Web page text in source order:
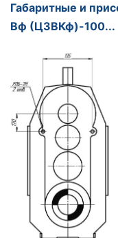
Габаритные и
Вф (Ц3ВКф)-100...